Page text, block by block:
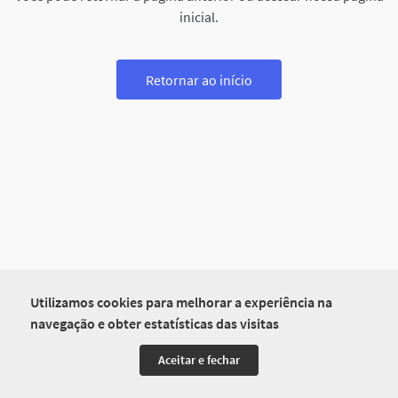
Utilizamos cookies para melhorar a experiência na
navegação e obter estatísticas das visitas
Aceitar e fechar
inicial.
Retornar ao início